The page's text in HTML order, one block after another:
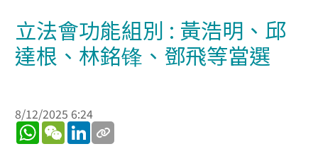
立法會功能組別 : 黃浩明、邱
達根、林銘锋、鄧飛等當選
8/12/2025 6:24
WhatsApp
WeChatLinkedIn